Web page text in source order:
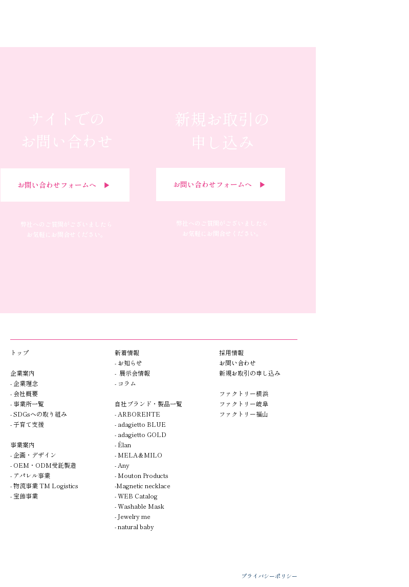
サイトでの
お問い合わせ
お問い合わせフォームへ ▶︎
弊社へのご質問がございましたら
お気軽にお問合せください。
新規お取引の
申し込み
お問い合わせフォームへ ▶︎
弊社へのご質問がございましたら
お気軽にお問合せください。
​トップ​​
企業案内
- 企業理念
- 会社概要
- 事業所一覧
- SDGsへの取り組み
- 子育て支援
事業案内
- 企画 ・デザイン
- OEM・ODM受託製造
- アパレル事業
- 物流事業 TM Logistics
- 宝飾事業
新着情報
- お知らせ
- 展示会情報
- コラム
自社ブランド・製品一覧
- ARBORENTE
- adagietto BLUE
- adagietto GOLD
- Élan
- MELA＆MILO
- Any
- Mouton Products
-Magnetic necklace
- WEB Catalog
- Washable Mask
- Jewelry me
- natural baby
採用情報
お問い合わせ
新規お取引の申し込み
ファクトリー横浜
ファクトリー岐阜
ファクトリー福山
プライバシーポリシー